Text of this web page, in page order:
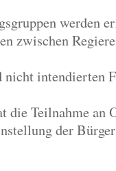
werden
zwischen
nicht intendierten
die Teilnahme an
der